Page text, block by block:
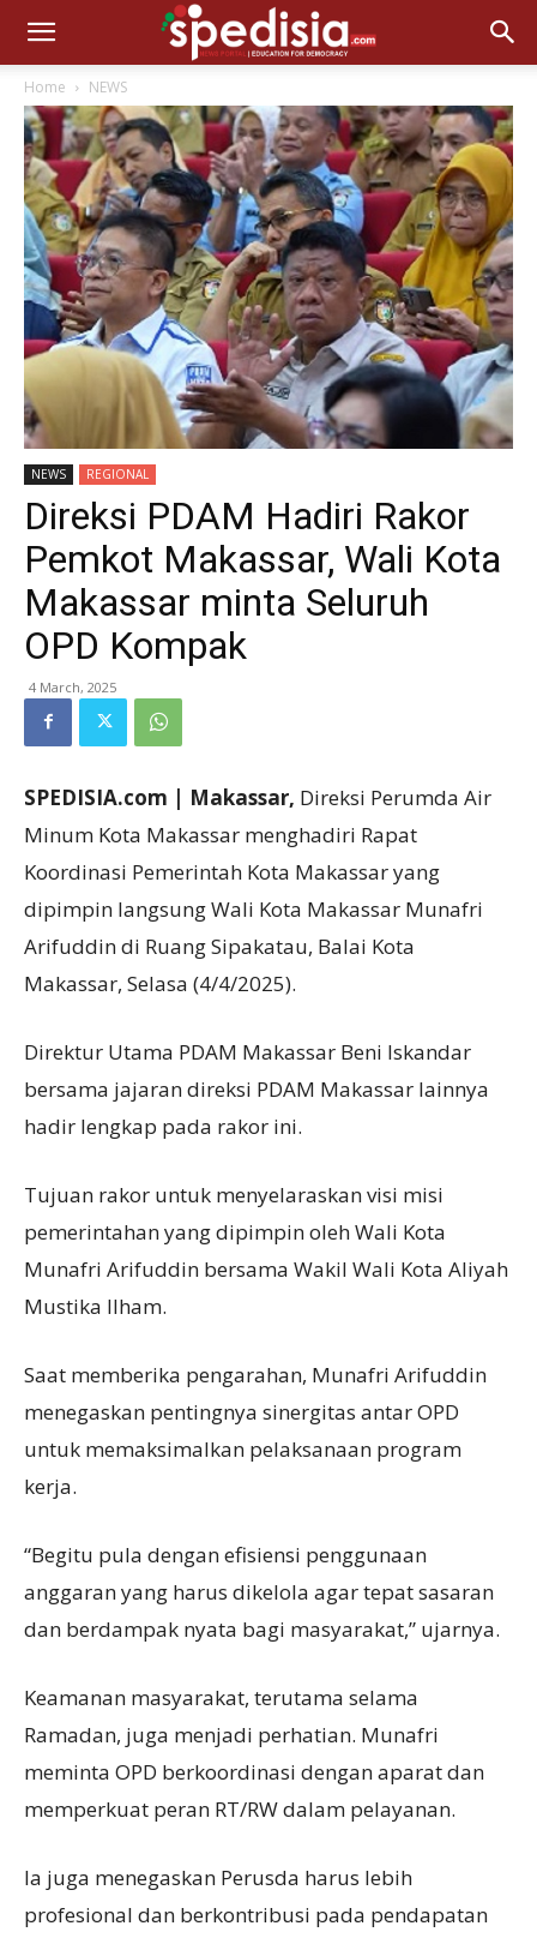
Home NEWS
NEWS REGIONAL
Direksi PDAM Hadiri Rakor
Pemkot Makassar, Wali Kota
Makassar minta Seluruh
OPD Kompak
4 March, 2025
SPEDISIA.com | Makassar, Direksi Perumda Air
Minum Kota Makassar menghadiri Rapat
Koordinasi Pemerintah Kota Makassar yang
dipimpin langsung Wali Kota Makassar Munafri
Arifuddin di Ruang Sipakatau, Balai Kota
Makassar, Selasa (4/4/2025).
Direktur Utama PDAM Makassar Beni Iskandar
bersama jajaran direksi PDAM Makassar lainnya
hadir lengkap pada rakor ini.
Tujuan rakor untuk menyelaraskan visi misi
pemerintahan yang dipimpin oleh Wali Kota
Munafri Arifuddin bersama Wakil Wali Kota Aliyah
Mustika Ilham.
Saat memberika pengarahan, Munafri Arifuddin
menegaskan pentingnya sinergitas antar OPD
untuk memaksimalkan pelaksanaan program
kerja.
“Begitu pula dengan efisiensi penggunaan
anggaran yang harus dikelola agar tepat sasaran
dan berdampak nyata bagi masyarakat,” ujarnya.
Keamanan masyarakat, terutama selama
Ramadan, juga menjadi perhatian. Munafri
meminta OPD berkoordinasi dengan aparat dan
memperkuat peran RT/RW dalam pelayanan.
Ia juga menegaskan Perusda harus lebih
profesional dan berkontribusi pada pendapatan